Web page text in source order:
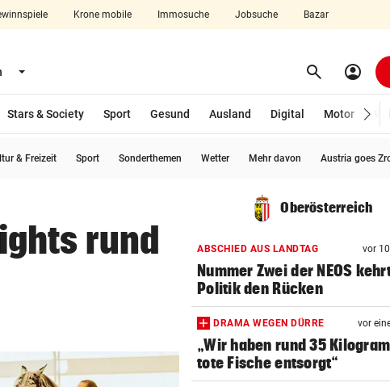
Krone mobile Immosuche Jobsuche Bazar
Menü aufklappen search Suchen
account_circle
Stars & Society Sport Gesund Ausland Digital Motor
& Freizeit Sport Sonderthemen Wetter Mehr davon Austria goes
rund
Oberösterreich
ABSCHIED AUS LANDTAG vor
Nummer Zwei der NEOS
Politik den Rücken
DRAMA WEGEN DÜRRE vor
„Wir haben rund 35
tote Fische entsorgt“